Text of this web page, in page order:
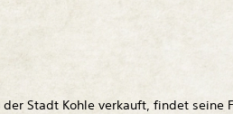
Stadt Kohle verkauft, findet seine